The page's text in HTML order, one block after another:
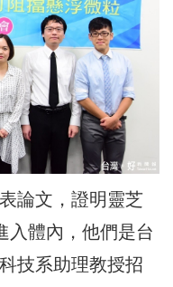
論文，證明靈芝
入體內，他們是台
技系助理教授招